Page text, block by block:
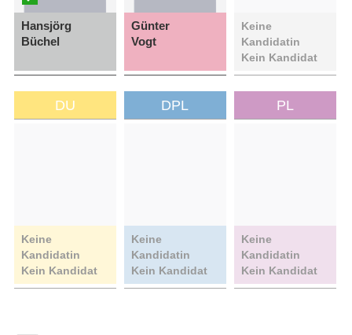
Hansjörg
Büchel
Günter
Vogt
Keine
Kandidatin
Kein Kandidat
DU
Keine
Kandidatin
Kein Kandidat
DPL
Keine
Kandidatin
Kein Kandidat
PL
Keine
Kandidatin
Kein Kandidat